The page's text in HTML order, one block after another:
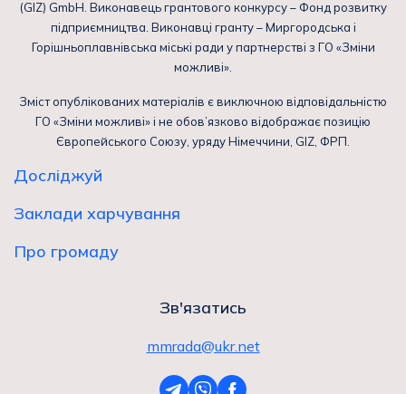
(GIZ) GmbH. Виконавець грантового конкурсу – Фонд розвитку
підприємництва. Виконавці гранту – Миргородська і
Горішньоплавнівська міські ради у партнерстві з ГО «Зміни
можливі».
Зміст опублікованих матеріалів є виключною відповідальністю
ГО «Зміни можливі» і не обов’язково відображає позицію
Європейського Союзу, уряду Німеччини, GIZ, ФРП.
Досліджуй
Заклади харчування
Про громаду
Зв'язатись
mmrada@ukr.net